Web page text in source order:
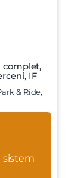
complet,
IF
& Ride,
sistem